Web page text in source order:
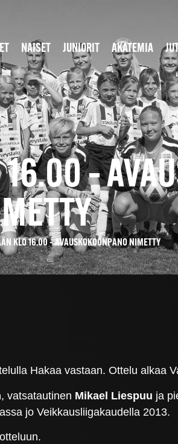
NAISET JUNIORIT AKATEMIA
–
KLO 16.00 – AVAUSKOKOONPANO NIMETTY
Hakaa vastaan. Ottelu alkaa
, vatsatautinen Mikael Liespuu ja
jo Veikkausliigakaudella 2013.